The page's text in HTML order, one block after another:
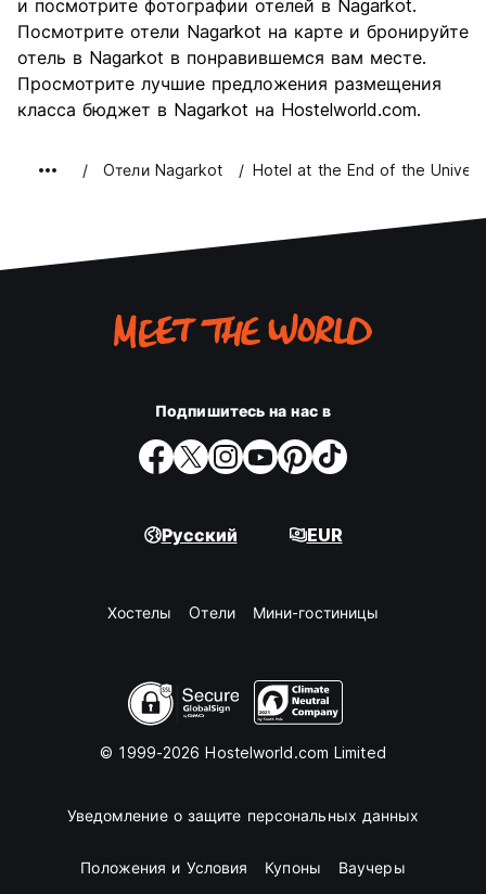
и посмотрите фотографии отелей в Nagarkot.
Посмотрите отели Nagarkot на карте и бронируйте
отель в Nagarkot в понравившемся вам месте.
Просмотрите лучшие предложения размещения
класса бюджет в Nagarkot на Hostelworld.com.
Oтели Nagarkot Hotel at the End of the
Подпишитесь на нас в
Русский EUR
Хостелы Oтели Мини-гостиницы
© 1999-2026 Hostelworld.com Limited
Уведомление о защите персональных данных
Положения и Условия Купоны Ваучеры